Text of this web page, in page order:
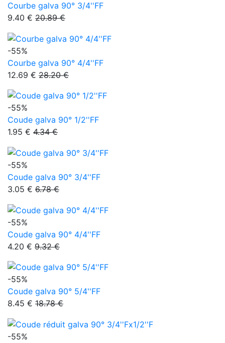
Courbe galva 90° 3/4''FF
9.40 € 20.89 €
-55%
Courbe galva 90° 4/4''FF
12.69 € 28.20 €
-55%
Coude galva 90° 1/2''FF
1.95 € 4.34 €
-55%
Coude galva 90° 3/4''FF
3.05 € 6.78 €
-55%
Coude galva 90° 4/4''FF
4.20 € 9.32 €
-55%
Coude galva 90° 5/4''FF
8.45 € 18.78 €
-55%